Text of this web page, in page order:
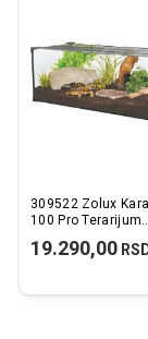
309522 Zolux
100 Pro Terarijum
19.290,00